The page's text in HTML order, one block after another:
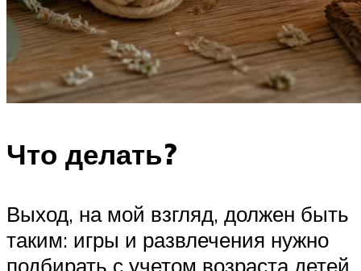
Что делать?
Выход, на мой взгляд, должен быть
таким: игры и развлечения нужно
подбирать с учетом возраста детей